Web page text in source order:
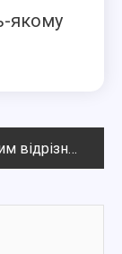
якому
регіональні й всеукраїнські новинні портали